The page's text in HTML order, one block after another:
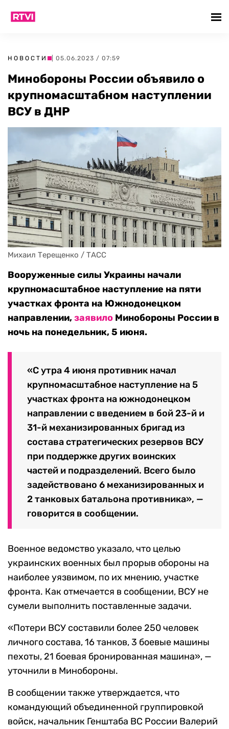
НОВОСТИ | 05.06.2023 / 07:59
Минобороны России объявило о
крупномасштабном наступлении
ВСУ в ДНР
Михаил Терещенко / ТАСС
Вооруженные силы Украины начали
крупномасштабное наступление на пяти
участках фронта на Южнодонецком
направлении,заявило Минобороны России в
ночь на понедельник, 5 июня.
«С утра 4 июня противник начал
крупномасштабное наступление на 5
участках фронта на южнодонецком
направлении с введением в бой 23-й и
31-й механизированных бригад из
состава стратегических резервов ВСУ
при поддержке других воинских
частей и подразделений. Всего было
задействовано 6 механизированных и
2 танковых батальона противника», —
говорится в сообщении.
Военное ведомство указало, что целью
украинских военных был прорыв обороны на
наиболее уязвимом, по их мнению, участке
фронта. Как отмечается в сообщении, ВСУ не
сумели выполнить поставленные задачи.
«Потери ВСУ составили более 250 человек
личного состава, 16 танков, 3 боевые машины
пехоты, 21 боевая бронированная машина», —
уточнили в Минобороны.
В сообщении также утверждается, что
командующий объединенной группировкой
войск, начальник Генштаба ВС России Валерий